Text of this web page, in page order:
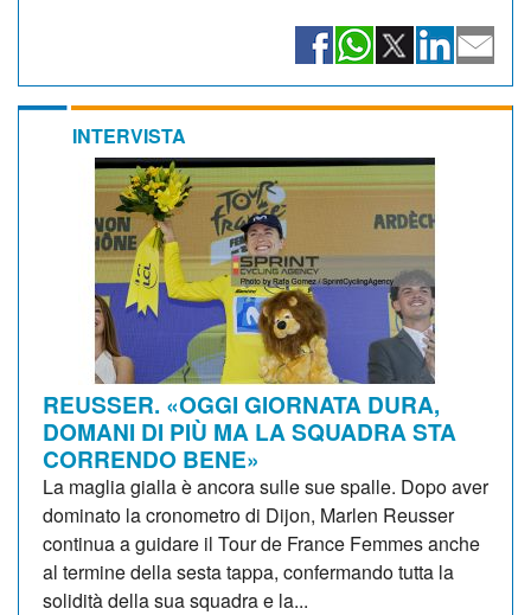
INTERVISTA
REUSSER. «OGGI GIORNATA DURA,
DOMANI DI PIÙ MA LA SQUADRA STA
CORRENDO BENE»
La maglia gialla è ancora sulle sue spalle. Dopo aver
dominato la cronometro di Dijon, Marlen Reusser
continua a guidare il Tour de France Femmes anche
al termine della sesta tappa, confermando tutta la
solidità della sua squadra e la...